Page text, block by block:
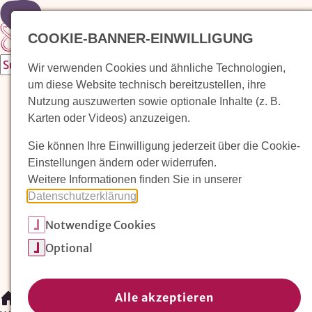
Zur Startseite
Waldorfkindergarten finden
Pädagogischer Ansatz
Arbeit im Waldorfkindergarten
Unser Verein
Magazin: Erziehungskunst frühe Kindheit
Waldorfkindergarten finden/
COOKIE-BANNER-EINWILLIGUNG
Wir verwenden Cookies und ähnliche Technologien,
um diese Website technisch bereitzustellen, ihre
Nutzung auszuwerten sowie optionale Inhalte (z. B.
Karten oder Videos) anzuzeigen.
Sie können Ihre Einwilligung jederzeit über die Cookie-
Einstellungen ändern oder widerrufen.
Weitere Informationen finden Sie in unserer
Datenschutzerklärung
Notwendige Cookies
Optional
Alle akzeptieren